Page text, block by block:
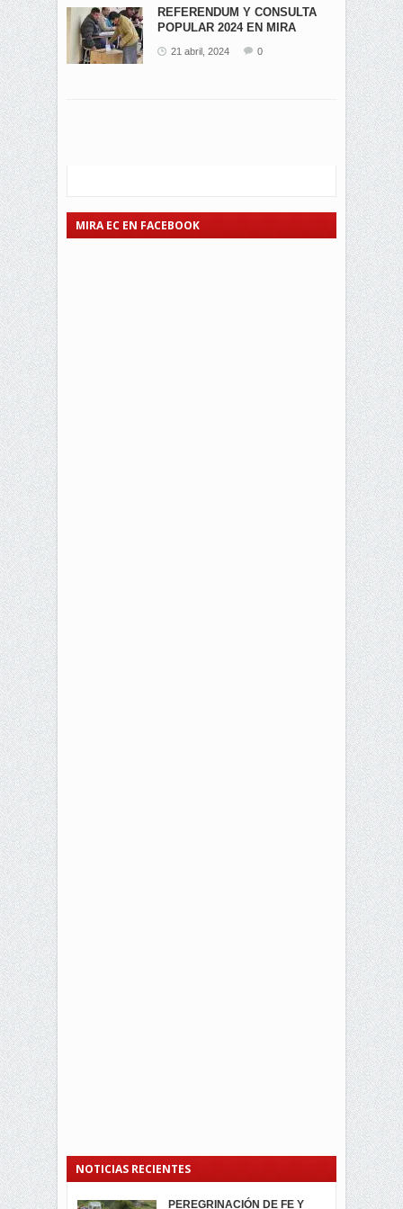
REFERENDUM Y CONSULTA
POPULAR 2024 EN MIRA
21 abril, 2024 0
MIRA EC EN FACEBOOK
NOTICIAS RECIENTES
PEREGRINACIÓN DE FE Y
PROCESIÓN DE LA VIRGEN
SEGUNDA VUELTA